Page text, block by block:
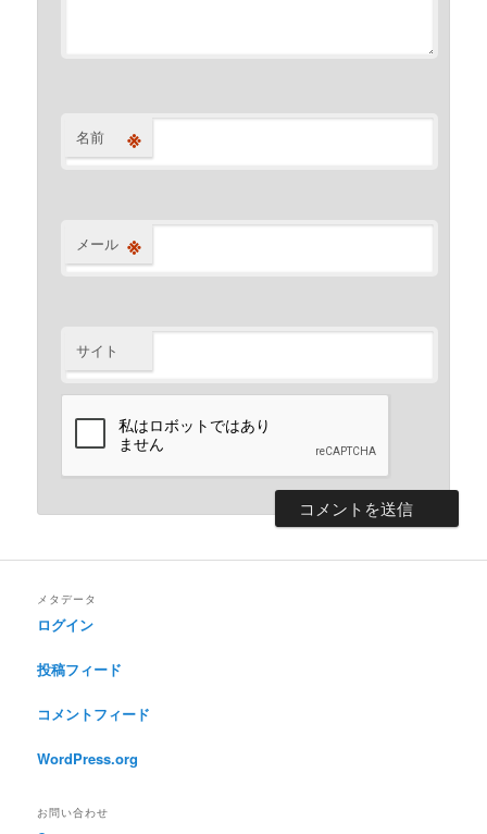
名前 ※
メール ※
サイト
メタデータ
ログイン
投稿フィード
コメントフィード
WordPress.org
お問い合わせ